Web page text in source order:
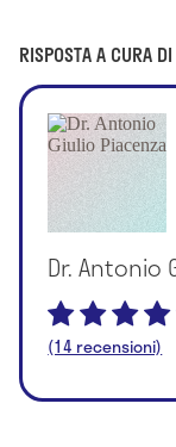
RISPOSTA A CURA DI
Dr. Antonio
(14 recensioni)